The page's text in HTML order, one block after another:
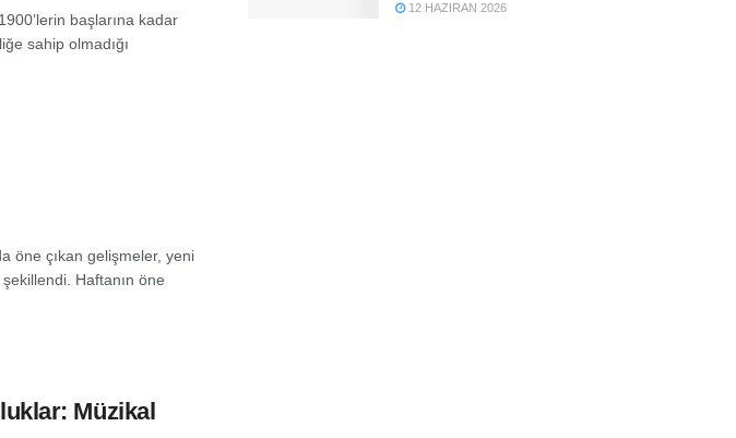
başlarına kadar
sahip olmadığı
öne çıkan gelişmeler, yeni
Haftanın öne
Müzikal
12 HAZIRAN 2026